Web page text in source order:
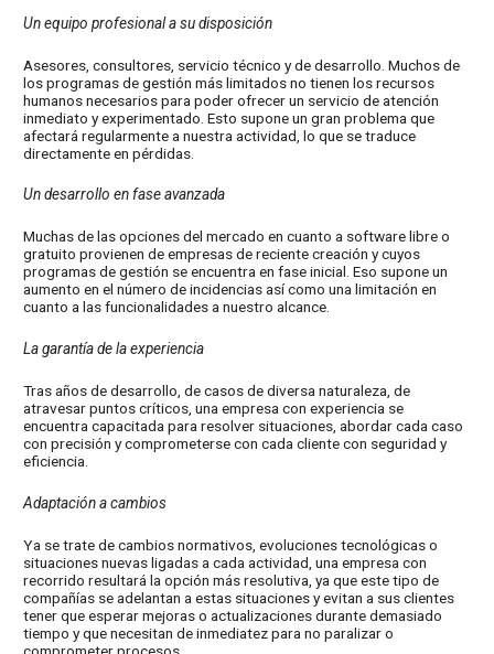
Un equipo profesional a su disposición
Asesores, consultores, servicio técnico y de desarrollo. Muchos de
los programas de gestión más limitados no tienen los recursos
humanos necesarios para poder ofrecer un servicio de atención
inmediato y experimentado. Esto supone un gran problema que
afectará regularmente a nuestra actividad, lo que se traduce
directamente en pérdidas.
Un desarrollo en fase avanzada
Muchas de las opciones del mercado en cuanto a software libre o
gratuito provienen de empresas de reciente creación y cuyos
programas de gestión se encuentra en fase inicial. Eso supone un
aumento en el número de incidencias así como una limitación en
cuanto a las funcionalidades a nuestro alcance.
La garantía de la experiencia
Tras años de desarrollo, de casos de diversa naturaleza, de
atravesar puntos críticos, una empresa con experiencia se
encuentra capacitada para resolver situaciones, abordar cada caso
con precisión y comprometerse con cada cliente con seguridad y
eficiencia.
Adaptación a cambios
Ya se trate de cambios normativos, evoluciones tecnológicas o
situaciones nuevas ligadas a cada actividad, una empresa con
recorrido resultará la opción más resolutiva, ya que este tipo de
compañías se adelantan a estas situaciones y evitan a sus clientes
tener que esperar mejoras o actualizaciones durante demasiado
tiempo y que necesitan de inmediatez para no paralizar o